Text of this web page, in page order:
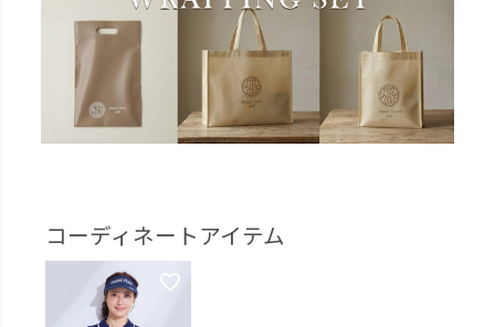
コーディネートアイテム